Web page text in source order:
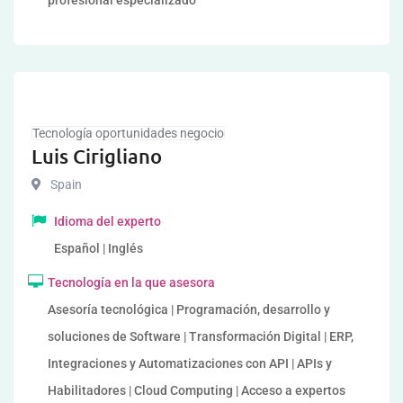
Tecnología oportunidades negocio
Luis Cirigliano
Spain
Idioma del experto
Español | Inglés
Tecnología en la que asesora
Asesoría tecnológica | Programación, desarrollo y
soluciones de Software | Transformación Digital | ERP,
Integraciones y Automatizaciones con API | APIs y
Habilitadores | Cloud Computing | Acceso a expertos